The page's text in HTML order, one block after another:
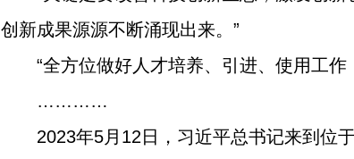
创新成果源源不断涌现出来。”
“全方位做好人才培养、引进、使用工
…………
2023年5月12日，习近平总书记来到位